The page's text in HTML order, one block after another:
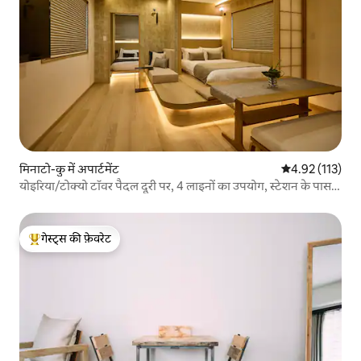
मिनाटो-कु में अपार्टमेंट औसत रेटिंग 5 में से
4.92 (113)
योइरिया/टोक्यो टॉवर पैदल दूरी पर, 4 लाइनों का उपयोग, स्टेशन के पास,
कनेक्शन, 2 बेडरूम वाला अधिकतम 6 लोगों के लिए...
गेस्ट्स का टॉप फ़ेवरेट
गेस्ट्स की फ़ेवरेट